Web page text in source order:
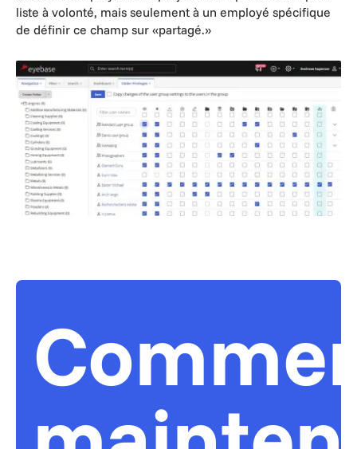
liste à volonté, mais seulement à un employé spécifique
de définir ce champ sur «partagé.»